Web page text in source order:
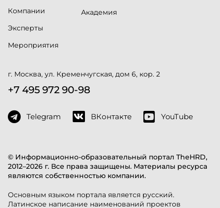
© Информационно-образовательный портал TheHRD,
2012–2026 г. Все права защищены. Материалы ресурса
являются собственностью компании.
Основным языком портала является русский.
Латинское написание наименований проектов
Компании
Эксперты
Мероприятия
Академия
г. Москва, ул. Кременчугская, дом 6, кор. 2
+7 495 972 90-98
Telegram ВКонтакте YouTube